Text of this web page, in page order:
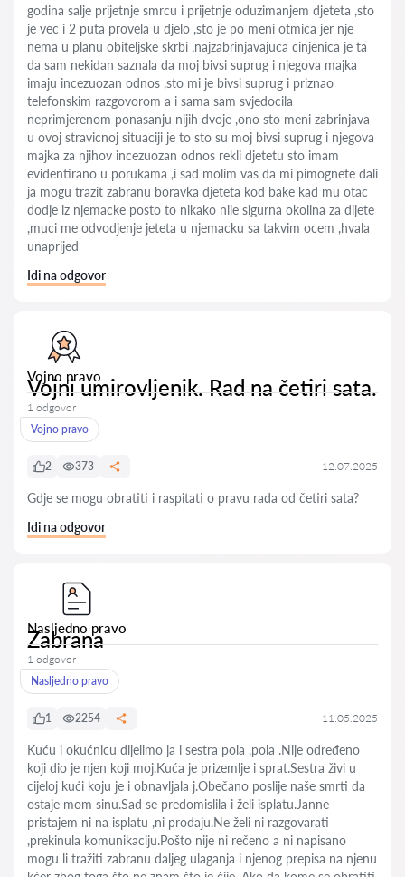
godina salje prijetnje smrcu i prijetnje oduzimanjem djeteta ,sto
je vec i 2 puta provela u djelo ,sto je po meni otmica jer nje
nema u planu obiteljske skrbi ,najzabrinjavajuca cinjenica je ta
da sam nekidan saznala da moj bivsi suprug i njegova majka
imaju incezuozan odnos ,sto mi je bivsi suprug i priznao
telefonskim razgovorom a i sama sam svjedocila
neprimjerenom ponasanju nijih dvoje ,ono sto meni zabrinjava
u ovoj stravicnoj situaciji je to sto su moj bivsi suprug i njegova
majka za njihov incezuozan odnos rekli djetetu sto imam
evidentirano u porukama ,i sad molim vas da mi pimognete dali
ja mogu trazit zabranu boravka djeteta kod bake kad mu otac
dodje iz njemacke posto to nikako niie sigurna okolina za dijete
,muci me odvodjenje jeteta u njemacku sa takvim ocem ,hvala
unaprijed
Idi na odgovor
Vojno pravo
Vojni umirovljenik. Rad na četiri sata.
1 odgovor
Vojno pravo
2 373 12.07.2025
Gdje se mogu obratiti i raspitati o pravu rada od četiri sata?
Idi na odgovor
Nasljedno pravo
Zabrana
1 odgovor
Nasljedno pravo
1 2254 11.05.2025
Kuću i okućnicu dijelimo ja i sestra pola ,pola .Nije određeno
koji dio je njen koji moj.Kuća je prizemlje i sprat.Sestra živi u
cijeloj kući koju je i obnavljala j.Obečano poslije naše smrti da
ostaje mom sinu.Sad se predomislila i želi isplatu.Janne
pristajem ni na isplatu ,ni prodaju.Ne želi ni razgovarati
,prekinula komunikaciju.Pošto nije ni rečeno a ni napisano
mogu li tražiti zabranu daljeg ulaganja i njenog prepisa na njenu